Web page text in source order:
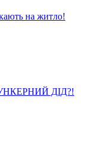
на житло!
ДІД?!